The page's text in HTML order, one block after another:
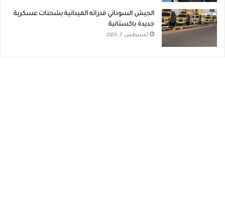
الجيش السوداني قدراته الميدانية بشحنات عسكرية
جديدة باكستانية
أغسطس 7, 2026